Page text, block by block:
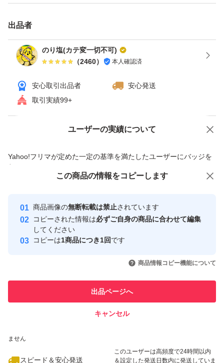
出品者
のり塩(カテ変一切不可)
（2460） 本人確認済
安心取引出品者
安心発送
取引実績99+
ユーザーの実績について
Yahoo!フリマが定めた一定の基準を満たしたユーザーにバッジを
付与しています
安心取引出品者
心・安全なユーザーです
取引実績
引を完了させた実績があります
での取引実績があります
ません
スピード＆安心発送
このユーザーは高頻度で24時間以内
＆設定した発送日数内に発送していま
価格の相談 商品への質問
この商品の情報をコピーします
商品画像の無断転載は禁止されています
コピーされた情報は必ずご自身の商品に合わせて編集
してください
コピーは1商品につき1回です
商品情報コピー機能について
出品ページへ
キャンセル
この商品をみている人にオススメ